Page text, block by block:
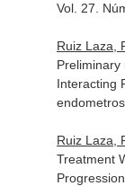
Vol. 27.
Ruiz Laza,
Interacting
Ruiz Laza,
Treatment